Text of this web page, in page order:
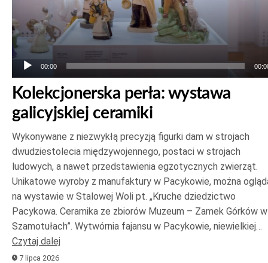
00:00
Kolekcjonerska perła: wystawa
galicyjskiej ceramiki
Wykonywane z niezwykłą precyzją figurki dam w strojach
dwudziestolecia międzywojennego, postaci w strojach
ludowych, a nawet przedstawienia egzotycznych zwierząt.
Unikatowe wyroby z manufaktury w Pacykowie, można
na wystawie w Stalowej Woli pt. „Kruche dziedzictwo
Pacykowa. Ceramika ze zbiorów Muzeum – Zamek Górków w
Szamotułach”. Wytwórnia fajansu w Pacykowie, niewielkiej…
Czytaj dalej
7 lipca 2026